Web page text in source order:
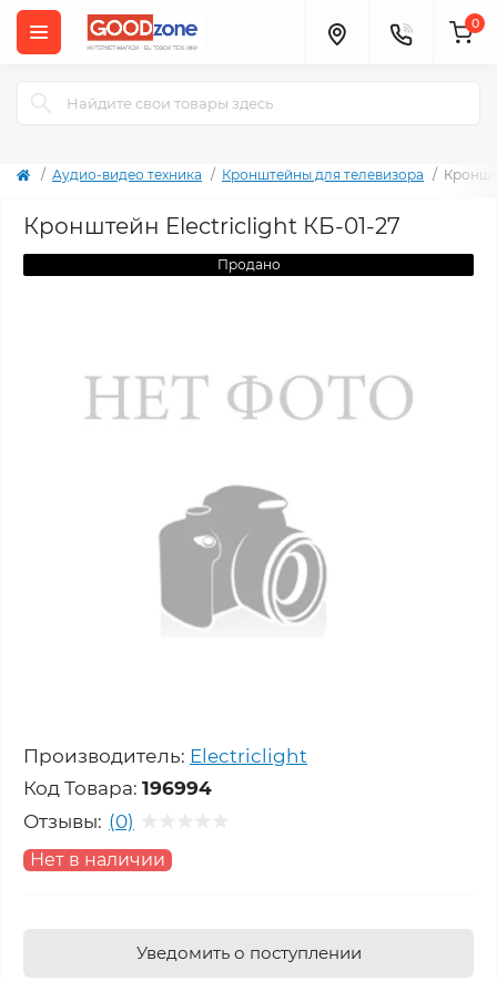
0
Аудио-видео техника Кронштейны для телевизора
Кронштейн Electriclight КБ-01-27
Продано
Производитель: Electriclight
Код Товара: 196994
Отзывы: (0)
Нет в наличии
Уведомить о поступлении